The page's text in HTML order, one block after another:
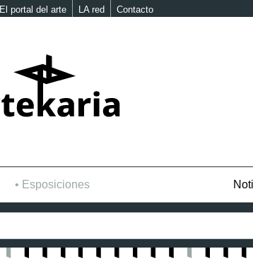
El portal del arte LA red Contacto
Esposiciones